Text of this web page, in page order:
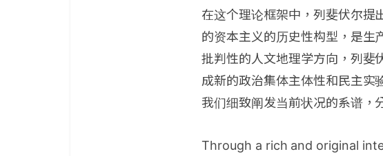
在这个理论框架中，列斐伏尔提
的资本主义的历史性构型，是生
批判性的人文地理学方向，列斐
成新的政治集体主体性和民主实
我们细致阐发当前状况的系谱，
Through a rich and original